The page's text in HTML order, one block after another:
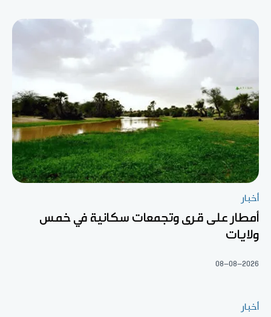
أخبار
أمطار على قرى وتجمعات سكانية في خمس
ولايات
08-08-2026
أخبار